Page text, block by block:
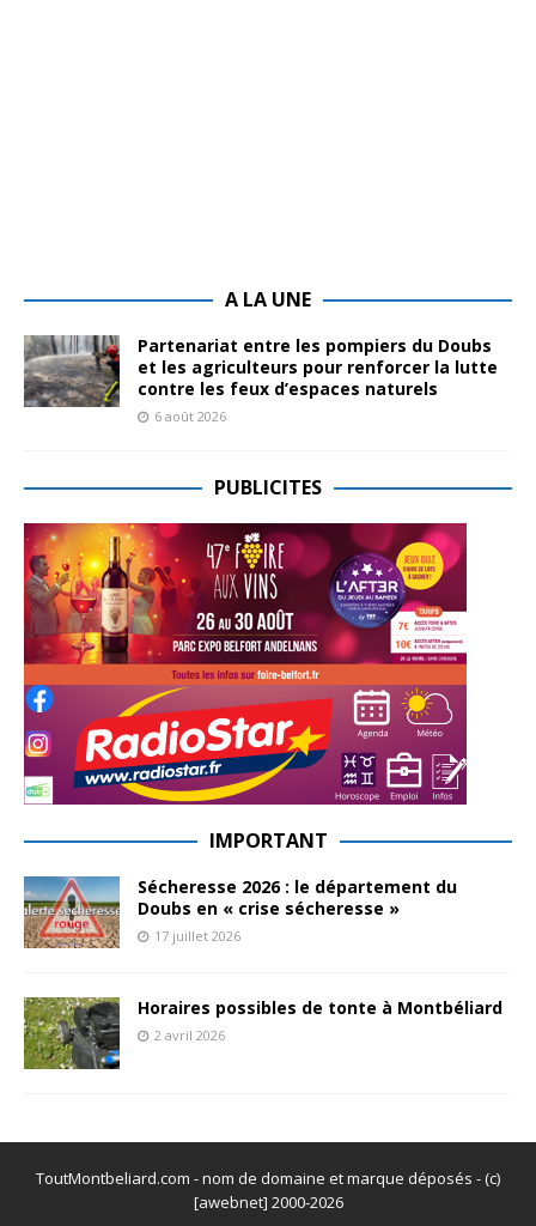
A LA UNE
Partenariat entre les pompiers du Doubs
et les agriculteurs pour renforcer la lutte
contre les feux d’espaces naturels
6 août 2026
PUBLICITES
IMPORTANT
Sécheresse 2026 : le département du
Doubs en « crise sécheresse »
17 juillet 2026
Horaires possibles de tonte à Montbéliard
2 avril 2026
ToutMontbeliard.com - nom de domaine et marque déposés - (c)
[awebnet] 2000-2026